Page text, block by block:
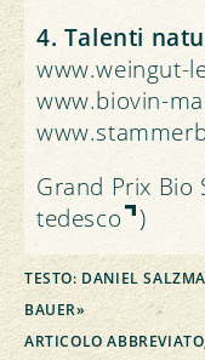
4. Talenti
www.weingut-
www.biovin-
Grand Prix Bio
tedesco
)
TESTO: DANIEL
BAUER»
ARTICOLO